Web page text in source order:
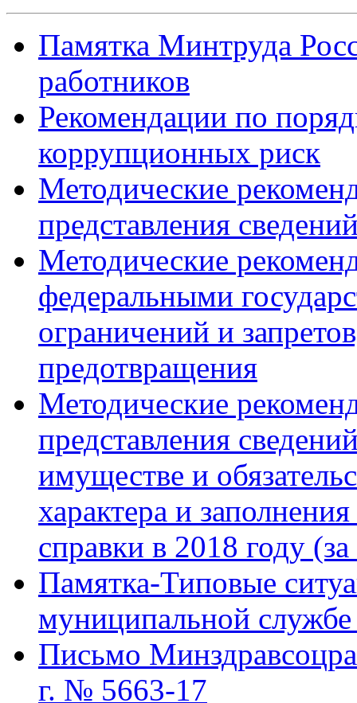
Памятка Минтруда
работников
Рекомендации по
коррупционных риск
Методические
представления
Методические
федеральными
ограничений и
предотвращения
Методические
представления
имуществе и
характера и
справки в 2018 году
Памятка-Типовые
муниципальной
Письмо
г. № 5663-17